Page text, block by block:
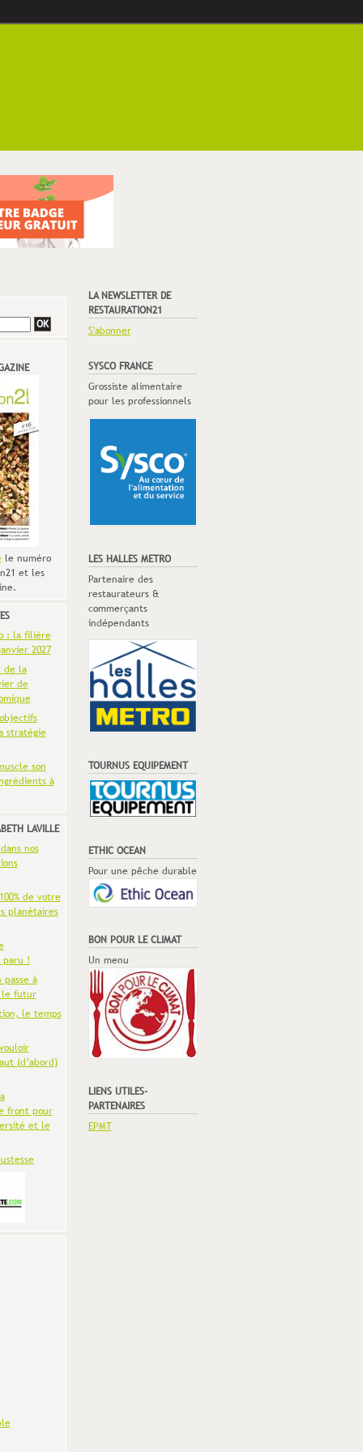
le numéro
et les
: la filière
2027
de la
de
stratégie
son
à
LAVILLE
nos
de votre
planétaires
paru !
passe à
le futur
le temps
(d’abord)
front pour
et le
LA NEWSLETTER DE
RESTAURATION21
S'abonner
SYSCO FRANCE
Grossiste alimentaire
pour les professionnels
LES HALLES METRO
Partenaire des
restaurateurs &
commerçants
indépendants
TOURNUS EQUIPEMENT
ETHIC OCEAN
Pour une pêche durable
BON POUR LE CLIMAT
Un menu
LIENS UTILES-
PARTENAIRES
EPMT